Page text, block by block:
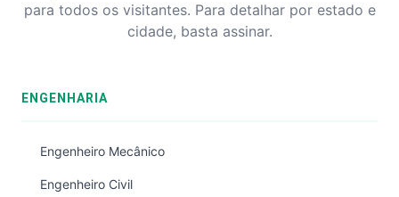
para todos os visitantes. Para detalhar por estado e
cidade, basta assinar.
ENGENHARIA
Engenheiro Mecânico
Engenheiro Civil